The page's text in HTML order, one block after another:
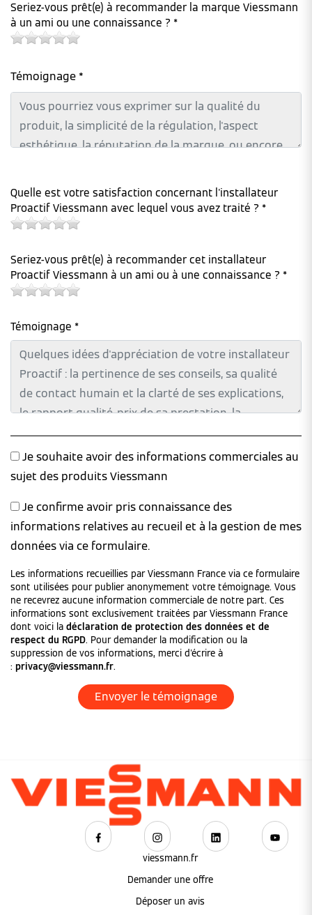
Seriez-vous prêt(e) à recommander la marque Viessmann
à un ami ou une connaissance ? *
Témoignage *
Quelle est votre satisfaction concernant l'installateur
Proactif Viessmann avec lequel vous avez traité ? *
Seriez-vous prêt(e) à recommander cet installateur
Proactif Viessmann à un ami ou à une connaissance ? *
Témoignage *
Je souhaite avoir des informations commerciales au
sujet des produits Viessmann
Je confirme avoir pris connaissance des
informations relatives au recueil et à la gestion de mes
données via ce formulaire.
Les informations recueillies par Viessmann France via ce formulaire
sont utilisées pour publier anonymement votre témoignage. Vous
ne recevrez aucune information commerciale de notre part. Ces
informations sont exclusivement traitées par Viessmann France
dont voici la déclaration de protection des données et de
respect du RGPD. Pour demander la modification ou la
suppression de vos informations, merci d'écrire à
: privacy@viessmann.fr.
viessmann.fr
Demander une offre
Déposer un avis